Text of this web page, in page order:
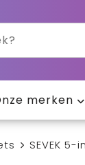
merken
SEVEK